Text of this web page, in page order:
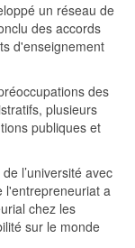
un réseau de
des accords
d'enseignement
des
plusieurs
publiques et
l’université avec
l'entrepreneuriat a
chez les
sur le monde